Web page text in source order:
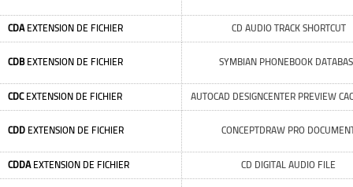
CDAEXTENSION DE FICHIER CD AUDIO TRACK SHORTCUT
CDBEXTENSION DE FICHIER SYMBIAN PHONEBOOK
CDCEXTENSION DE FICHIER AUTOCAD DESIGNCENTER PREVIEW
CDD EXTENSION DE FICHIER CONCEPTDRAW PRO
CDDAEXTENSION DE FICHIER CD DIGITAL AUDIO FILE